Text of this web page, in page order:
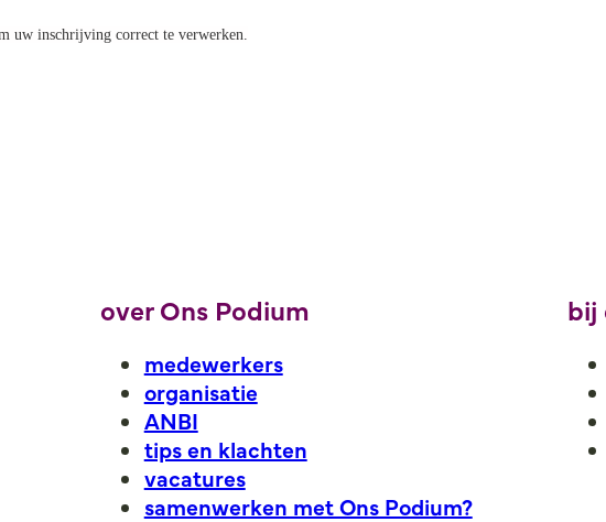
over Ons Podium
medewerkers
organisatie
ANBI
tips en klachten
vacatures
samenwerken met Ons Podium?
bij